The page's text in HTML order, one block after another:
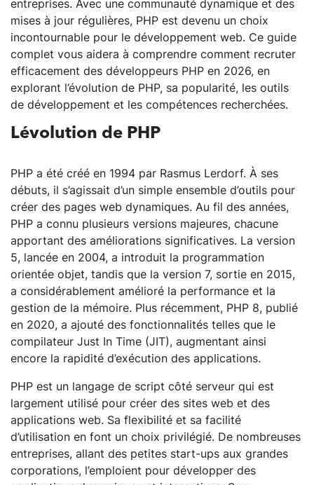
entreprises. Avec une communauté dynamique et des
mises à jour régulières, PHP est devenu un choix
incontournable pour le développement web. Ce guide
complet vous aidera à comprendre comment recruter
efficacement des développeurs PHP en 2026, en
explorant l’évolution de PHP, sa popularité, les outils
de développement et les compétences recherchées.
Lévolution de PHP
PHP a été créé en 1994 par Rasmus Lerdorf. À ses
débuts, il s’agissait d’un simple ensemble d’outils pour
créer des pages web dynamiques. Au fil des années,
PHP a connu plusieurs versions majeures, chacune
apportant des améliorations significatives. La version
5, lancée en 2004, a introduit la programmation
orientée objet, tandis que la version 7, sortie en 2015,
a considérablement amélioré la performance et la
gestion de la mémoire. Plus récemment, PHP 8, publié
en 2020, a ajouté des fonctionnalités telles que le
compilateur Just In Time (JIT), augmentant ainsi
encore la rapidité d’exécution des applications.
PHP est un langage de script côté serveur qui est
largement utilisé pour créer des sites web et des
applications web. Sa flexibilité et sa facilité
d’utilisation en font un choix privilégié. De nombreuses
entreprises, allant des petites start-ups aux grandes
corporations, l’emploient pour développer des